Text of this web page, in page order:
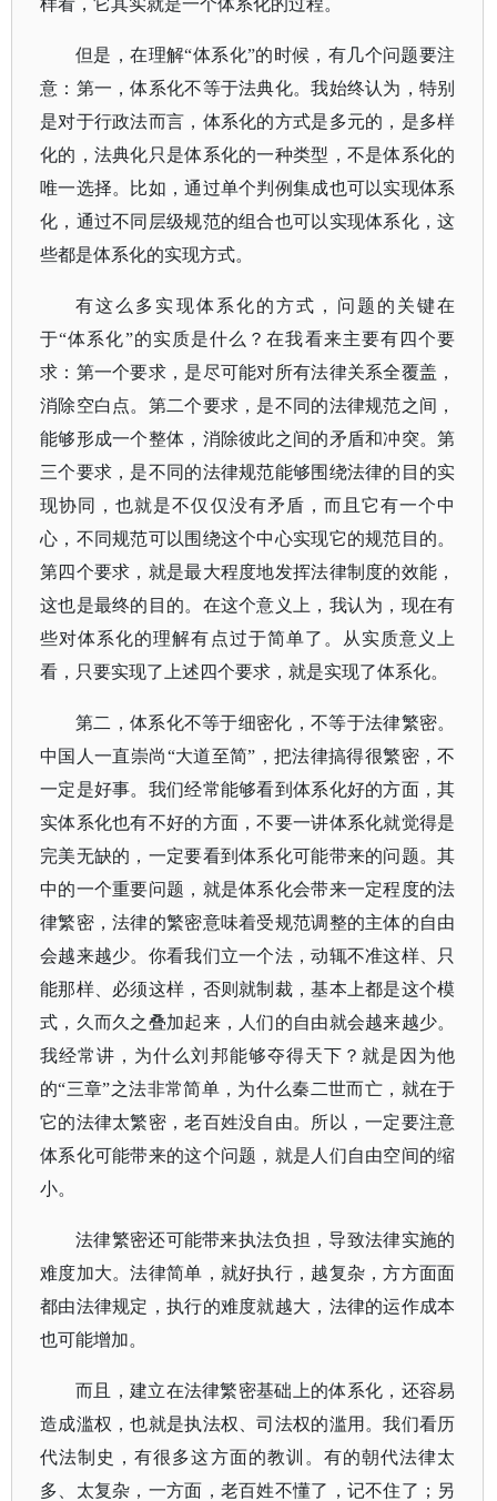
样看，它其实就是一个体系化的过程。
但是，在理解“体系化”的时候，有几个问题要注
意：第一，体系化不等于法典化。我始终认为，特别
是对于行政法而言，体系化的方式是多元的，是多样
化的，法典化只是体系化的一种类型，不是体系化的
唯一选择。比如，通过单个判例集成也可以实现体系
化，通过不同层级规范的组合也可以实现体系化，这
些都是体系化的实现方式。
有这么多实现体系化的方式，问题的关键在
于“体系化”的实质是什么？在我看来主要有四个要
求：第一个要求，是尽可能对所有法律关系全覆盖，
消除空白点。第二个要求，是不同的法律规范之间，
能够形成一个整体，消除彼此之间的矛盾和冲突。第
三个要求，是不同的法律规范能够围绕法律的目的实
现协同，也就是不仅仅没有矛盾，而且它有一个中
心，不同规范可以围绕这个中心实现它的规范目的。
第四个要求，就是最大程度地发挥法律制度的效能，
这也是最终的目的。在这个意义上，我认为，现在有
些对体系化的理解有点过于简单了。从实质意义上
看，只要实现了上述四个要求，就是实现了体系化。
第二，体系化不等于细密化，不等于法律繁密。
中国人一直崇尚“大道至简”，把法律搞得很繁密，不
一定是好事。我们经常能够看到体系化好的方面，其
实体系化也有不好的方面，不要一讲体系化就觉得是
完美无缺的，一定要看到体系化可能带来的问题。其
中的一个重要问题，就是体系化会带来一定程度的法
律繁密，法律的繁密意味着受规范调整的主体的自由
会越来越少。你看我们立一个法，动辄不准这样、只
能那样、必须这样，否则就制裁，基本上都是这个模
式，久而久之叠加起来，人们的自由就会越来越少。
我经常讲，为什么刘邦能够夺得天下？就是因为他
的“三章”之法非常简单，为什么秦二世而亡，就在于
它的法律太繁密，老百姓没自由。所以，一定要注意
体系化可能带来的这个问题，就是人们自由空间的缩
小。
法律繁密还可能带来执法负担，导致法律实施的
难度加大。法律简单，就好执行，越复杂，方方面面
都由法律规定，执行的难度就越大，法律的运作成本
也可能增加。
而且，建立在法律繁密基础上的体系化，还容易
造成滥权，也就是执法权、司法权的滥用。我们看历
代法制史，有很多这方面的教训。有的朝代法律太
多、太复杂，一方面，老百姓不懂了，记不住了；另